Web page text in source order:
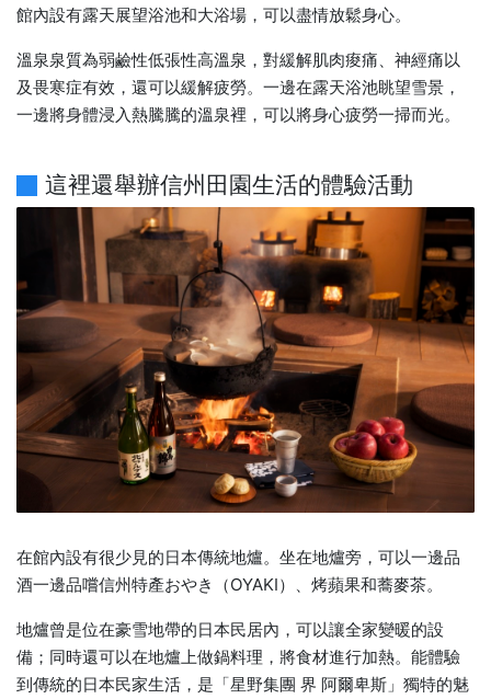
館內設有露天展望浴池和大浴場，可以盡情放鬆身心。
溫泉泉質為弱鹼性低張性高溫泉，對緩解肌肉痠痛、神經痛以
及畏寒症有效，還可以緩解疲勞。一邊在露天浴池眺望雪景，
一邊將身體浸入熱騰騰的溫泉裡，可以將身心疲勞一掃而光。
這裡還舉辦信州田園生活的體驗活動
在館內設有很少見的日本傳統地爐。坐在地爐旁，可以一邊品
酒一邊品嚐信州特產おやき（OYAKI）、烤蘋果和蕎麥茶。
地爐曾是位在豪雪地帶的日本民居內，可以讓全家變暖的設
備；同時還可以在地爐上做鍋料理，將食材進行加熱。能體驗
到傳統的日本民家生活，是「星野集團 界 阿爾卑斯」獨特的魅